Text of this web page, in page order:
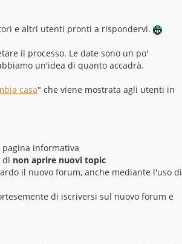
e altri utenti pronti a rispondervi.
il processo. Le date sono un po'
un'idea di quanto accadrà.
casa" che viene mostrata agli utenti in
informativa
di non aprire nuovi topic
il nuovo forum, anche mediante l'uso di
di iscriversi sul nuovo forum e